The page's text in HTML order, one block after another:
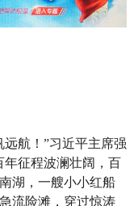
航！”习近平主席强
年征程波澜壮阔，百
湖，一艘小小红船
流险滩，穿过惊涛